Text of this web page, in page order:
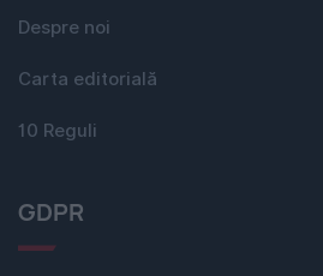
Despre noi
Carta editorială
10 Reguli
GDPR